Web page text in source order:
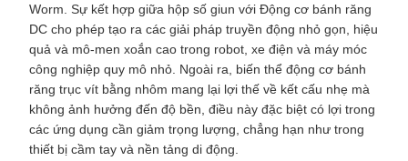
Worm. Sự kết hợp giữa hộp số giun với Động cơ bánh răng
DC cho phép tạo ra các giải pháp truyền động nhỏ gọn, hiệu
quả và mô-men xoắn cao trong robot, xe điện và máy móc
công nghiệp quy mô nhỏ. Ngoài ra, biến thể động cơ bánh
răng trục vít bằng nhôm mang lại lợi thế về kết cấu nhẹ mà
không ảnh hưởng đến độ bền, điều này đặc biệt có lợi trong
các ứng dụng cần giảm trọng lượng, chẳng hạn như trong
thiết bị cầm tay và nền tảng di động.